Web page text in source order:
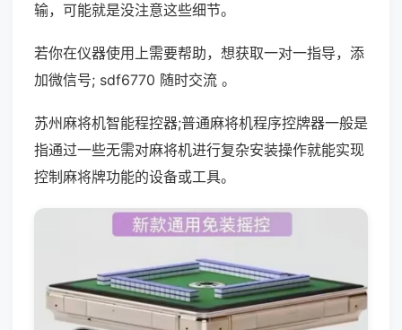
输，可能就是没注意这些细节。
若你在仪器使用上需要帮助，想获取一对一指导，添
加微信号; sdf6770 随时交流 。
苏州麻将机智能程控器;普通麻将机程序控牌器一般是
指通过一些无需对麻将机进行复杂安装操作就能实现
控制麻将牌功能的设备或工具。